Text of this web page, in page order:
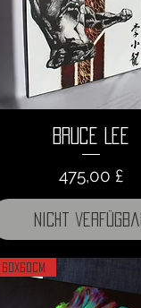
Bruce Lee
Preis
475,00 £
Nicht
60x60cm